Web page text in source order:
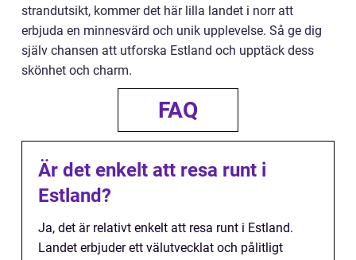
strandutsikt, kommer det här lilla landet i norr att
erbjuda en minnesvärd och unik upplevelse. Så ge dig
själv chansen att utforska Estland och upptäck dess
skönhet och charm.
FAQ
Är det enkelt att resa runt i
Estland?
Ja, det är relativt enkelt att resa runt i Estland.
Landet erbjuder ett välutvecklat och pålitligt